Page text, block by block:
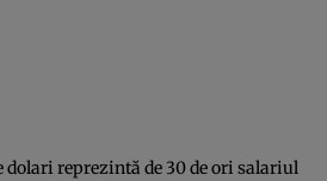
dolari reprezintă de 30 de ori salariul